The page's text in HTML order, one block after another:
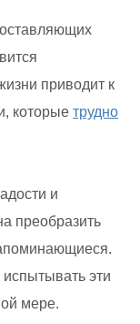
приводит к
которые трудно
и
преобразить
эти
мере.